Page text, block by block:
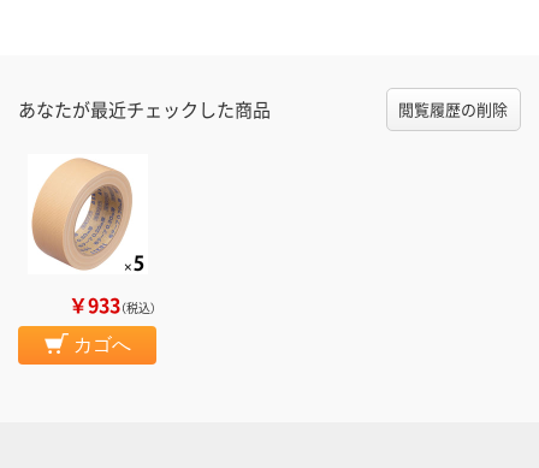
あなたが最近チェックした商品 閲覧履歴の削除
￥933（税込）
カゴへ